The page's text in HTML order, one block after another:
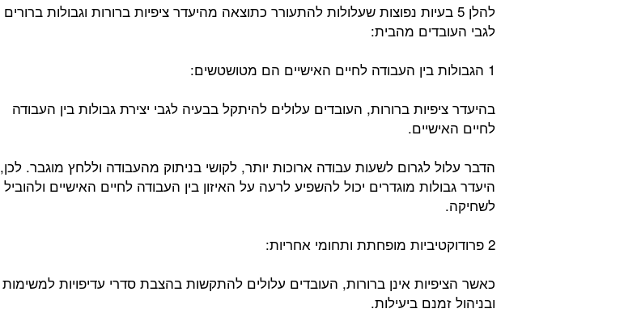
להלן 5 בעיות נפוצות שעלולות להתעורר כתוצאה מהיעדר ציפיות ברורות וגבולות ברורים
לגבי העובדים מהבית:
1 הגבולות בין העבודה לחיים האישיים הם מטושטשים:
בהיעדר ציפיות ברורות, העובדים עלולים להיתקל בבעיה לגבי יצירת גבולות בין העבודה
לחיים האישיים.
הדבר עלול לגרום לשעות עבודה ארוכות יותר, לקושי בניתוק מהעבודה וללחץ מוגבר. לכן,
היעדר גבולות מוגדרים יכול להשפיע לרעה על האיזון בין העבודה לחיים האישיים ולהוביל
לשחיקה.
2 פרודוקטיביות מופחתת ותחומי אחריות:
כאשר הציפיות אינן ברורות, העובדים עלולים להתקשות בהצבת סדרי עדיפויות למשימות
ובניהול זמנם ביעילות.